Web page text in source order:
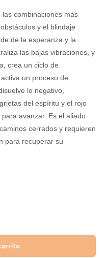
las combinaciones más
y el blindaje
de la esperanza y la
las bajas vibraciones, y
crea un ciclo de
un proceso de
lo negativo,
del espíritu y el rojo
avanzar. Es el aliado
cerrados y requieren
para recuperar su